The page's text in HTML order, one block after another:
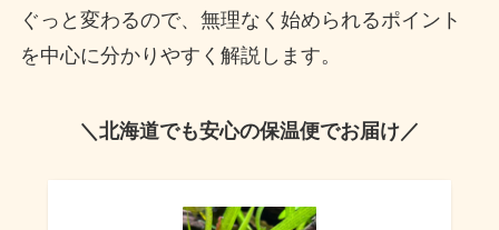
ぐっと変わるので、無理なく始められるポイント
を中心に分かりやすく解説します。
＼北海道でも安心の保温便でお届け／